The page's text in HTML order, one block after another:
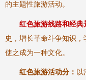
的主题性旅游活动。
红色旅游线路和经典
史，增长革命斗争知识
使之成为一种文化。
红色旅游活动分： 以